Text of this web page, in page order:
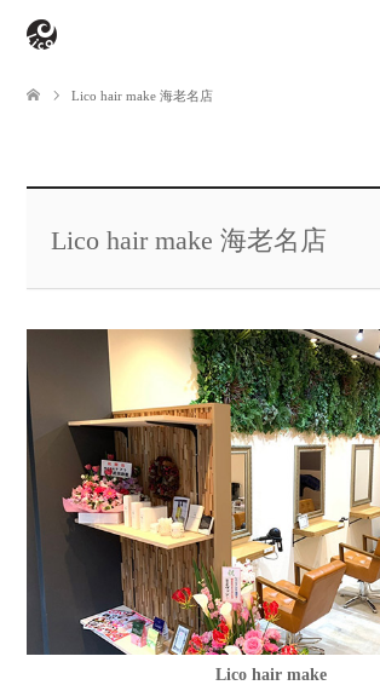
Lico hair make 海老名店
Lico hair make 海老名店
Lico hair make